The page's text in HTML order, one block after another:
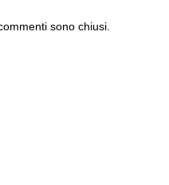
sono chiusi.